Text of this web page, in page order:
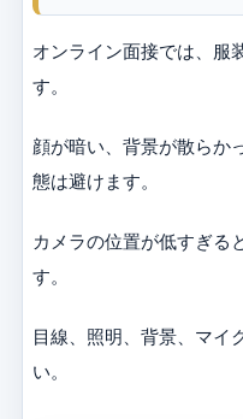
オンライン面接では、服
す。
顔が暗い、背景が散らか
態は避けます。
カメラの位置が低すぎる
す。
目線、照明、背景、マイ
い。